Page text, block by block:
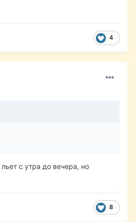
4
с утра до вечера, но
8